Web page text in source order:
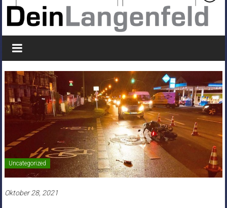
Uncategorized
Oktober 28, 2021